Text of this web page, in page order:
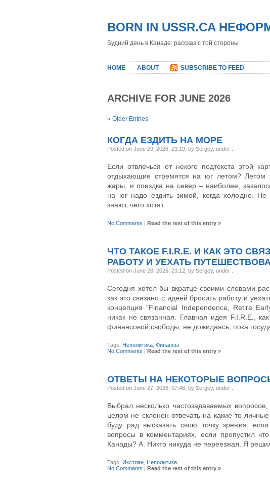
BORN IN USSR.CA
Будний день в Канаде: рассказ с той стороны
HOME ABOUT SUBSCRIBE TO FEED
ARCHIVE FOR JUNE 2026
« Older Entries
КОГДА ЕЗДИТЬ НА МОРЕ
Posted on June 29, 2026, 23:19, by Sergey, under
Если отвлечься от некого подтекста этой
отдыхающие стремятся на юг летом? Летом
жары, и поездка на север – наиболее,
на юг надо ездить зимой, когда холодно.
знают, чего хотят.
No Comments | Read the rest of this entry »
ЧТО ТАКОЕ F.I.R.E. И КАК ЭТО
РАБОТУ И УЕХАТЬ
Posted on June 28, 2026, 23:12, by Sergey, under
Сегодня хотел бы вкратце своими словами
как это связано с идеей бросить работу и
концепция “Financial Independence, Retire
никак не связанная. Главная идея F.I.R.E.,
финансовой свободы, не дожидаясь, пока
Tags: Неполитика Финансы
No Comments | Read the rest of this entry »
ОТВЕТЫ НА НЕКОТОРЫЕ
Posted on June 27, 2026, 07:48, by Sergey, under
Выбрал несколько частозадаваемых
целом не склонен отвечать на какие-то
буду рад высказать свою точку зрения,
вопросы в комментариях, если пропустил
Канады? A. Никто никуда не переезжал. Я
Tags: Икстлан Неполитика
No Comments | Read the rest of this entry »